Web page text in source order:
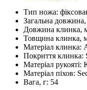
Тип ножа:
Загальна
Довжина клинка,
Товщина клинка,
Матеріал клинка:
Покриття клинка:
Матеріал рукояті:
Матеріал піхов:
Вага, г: 54